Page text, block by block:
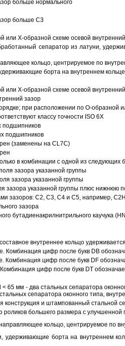
больше нормального
больше C3
Х-образной схеме осевой
сепаратор из латуни,
кольцо, центрируемое по
борта на внутреннем
Х-образной схеме осевой
зазор
при расположении по О-
классу точности ISO 6X
подшипников
подшипников
(заменены на CL7C)
в комбинации с одной из
зазора указанной группы
зазора указанной группы
зазора указанной группы плюс нижнюю
зазоров: С2, C3, С4 и С5, например, С2Н
зазора
бутадиенакрилнитрильного каучука
внутреннее кольцо
цифр после букв DB
цифр после букв DF
цифр после букв DT
мм - два стальных сепаратора
сепаратора оконного типа,
и штампованный стальной
большего размера с улучшенной
кольцо, центрируемое по
удерживающие борта на внутреннем